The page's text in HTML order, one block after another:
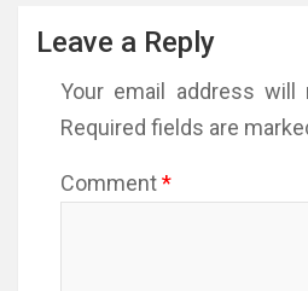
Leave a Reply
Your email address will
Required fields are
Comment*